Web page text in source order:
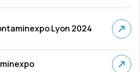
Lyon 2024